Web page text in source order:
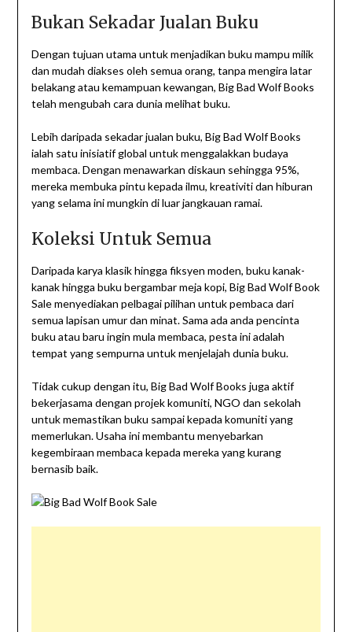
Bukan Sekadar Jualan Buku
Dengan tujuan utama untuk menjadikan buku mampu milik
dan mudah diakses oleh semua orang, tanpa mengira latar
belakang atau kemampuan kewangan, Big Bad Wolf Books
telah mengubah cara dunia melihat buku.
Lebih daripada sekadar jualan buku, Big Bad Wolf Books
ialah satu inisiatif global untuk menggalakkan budaya
membaca. Dengan menawarkan diskaun sehingga 95%,
mereka membuka pintu kepada ilmu, kreativiti dan hiburan
yang selama ini mungkin di luar jangkauan ramai.
Koleksi Untuk Semua
Daripada karya klasik hingga fiksyen moden, buku kanak-
kanak hingga buku bergambar meja kopi, Big Bad Wolf Book
Sale menyediakan pelbagai pilihan untuk pembaca dari
semua lapisan umur dan minat. Sama ada anda pencinta
buku atau baru ingin mula membaca, pesta ini adalah
tempat yang sempurna untuk menjelajah dunia buku.
Tidak cukup dengan itu, Big Bad Wolf Books juga aktif
bekerjasama dengan projek komuniti, NGO dan sekolah
untuk memastikan buku sampai kepada komuniti yang
memerlukan. Usaha ini membantu menyebarkan
kegembiraan membaca kepada mereka yang kurang
bernasib baik.